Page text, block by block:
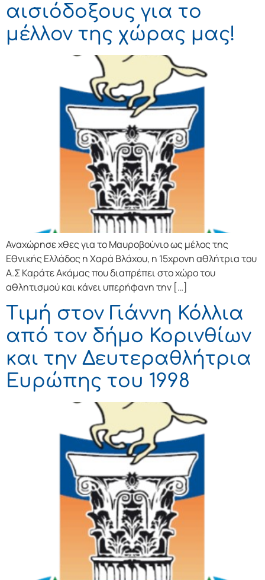
αισιόδοξους για το
μέλλον της χώρας μας!
Αναχώρησε χθες για το Μαυροβούνιο ως μέλος της
Εθνικής Ελλάδος η Χαρά Βλάχου, η 15χρονη αθλήτρια του
Α.Σ Καράτε Ακάμας που διαπρέπει στο χώρο του
αθλητισμού και κάνει υπερήφανη την […]
Τιμή στον Γιάννη Κόλλια
από τον δήμο Κορινθίων
και την Δευτεραθλήτρια
Ευρώπης του 1998